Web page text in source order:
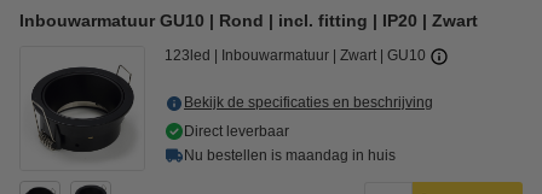
Inbouwarmatuur GU10 | Rond | incl. fitting | IP20 | Zwart
123led Inbouwarmatuur Zwart GU10
Bekijk de specificaties en beschrijving
Direct leverbaar
Nu bestellen is maandag in huis